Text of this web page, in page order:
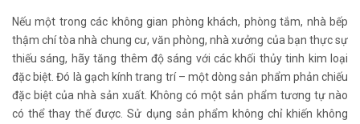
Nếu một trong các không gian phòng khách, phòng tắm, nhà bếp
thậm chí tòa nhà chung cư, văn phòng, nhà xưởng của bạn thực sự
thiếu sáng, hãy tăng thêm độ sáng với các khối thủy tinh kim loại
đặc biệt. Đó là gạch kính trang trí – một dòng sản phẩm phản chiếu
đặc biệt của nhà sản xuất. Không có một sản phẩm tương tự nào
có thể thay thế được. Sử dụng sản phẩm không chỉ khiến không